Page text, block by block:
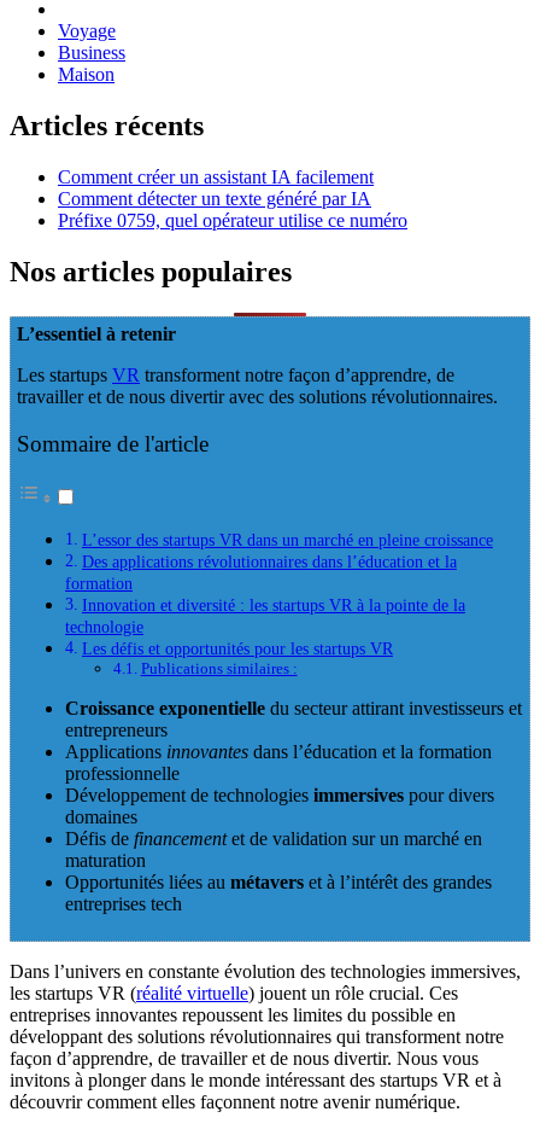
Voyage
Business
Maison
Articles récents
Comment créer un assistant IA facilement
Comment détecter un texte généré par IA
Préfixe 0759, quel opérateur utilise ce numéro
Nos articles populaires
L’essentiel à retenir
Les startups VR transforment notre façon d’apprendre, de
travailler et de nous divertir avec des solutions révolutionnaires.
Sommaire de l'article
L’essor des startups VR dans un marché en pleine croissance
Des applications révolutionnaires dans l’éducation et la
formation
Innovation et diversité : les startups VR à la pointe de la
technologie
Les défis et opportunités pour les startups VR
Publications similaires :
Croissance exponentielle du secteur attirant investisseurs et
entrepreneurs
Applications innovantes dans l’éducation et la formation
professionnelle
Développement de technologies immersives pour divers
domaines
Défis de financementet de validation sur un marché en
maturation
Opportunités liées au métavers et à l’intérêt des grandes
entreprises tech
Dans l’univers en constante évolution des technologies immersives,
les startups VR (réalité virtuelle) jouent un rôle crucial. Ces
entreprises innovantes repoussent les limites du possible en
développant des solutions révolutionnaires qui transforment notre
façon d’apprendre, de travailler et de nous divertir. Nous vous
invitons à plonger dans le monde intéressant des startups VR et à
découvrir comment elles façonnent notre avenir numérique.